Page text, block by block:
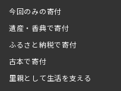
今回のみの寄付
遺産・香典で寄付
ふるさと納税で寄付
古本で寄付
里親として生活を支える